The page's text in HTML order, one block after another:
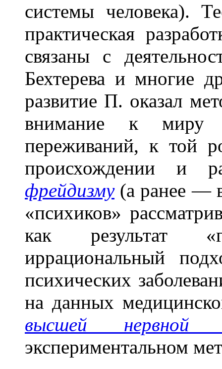
системы человека).
практическая
связаны с
Бехтерева и многие
развитие П. оказал
внимание к миру
переживаний, к той
происхождении и
фрейдизму(а ранее —
«психиков»
как результат
иррациональный
психических
на данных
высшей нервной
экспериментальном